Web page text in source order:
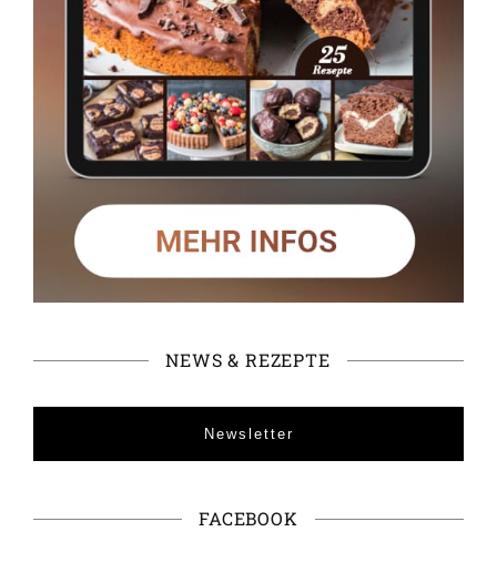
NEWS & REZEPTE
Newsletter
FACEBOOK